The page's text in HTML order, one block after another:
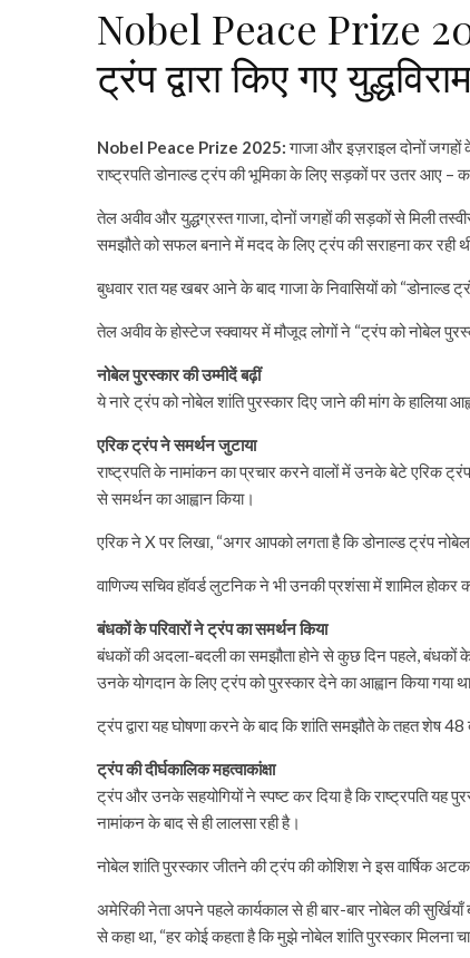
Nobel Peace Prize
ट्रंप द्वारा किए गए
Nobel Peace Prize 2025:गाजा और इज़राइल दोनों जगहों
राष्ट्रपति डोनाल्ड ट्रंप की भूमिका के लिए सड़कों पर उतर आए –
तेल अवीव और युद्धग्रस्त गाजा, दोनों जगहों की सड़कों से मिली
समझौते को सफल बनाने में मदद के लिए ट्रंप की सराहना कर रही
बुधवार रात यह खबर आने के बाद गाजा के निवासियों को “डोनाल्ड
तेल अवीव के होस्टेज स्क्वायर में मौजूद लोगों ने “ट्रंप को नोबेल
नोबेल पुरस्कार की उम्मीदें बढ़ीं
ये नारे ट्रंप को नोबेल शांति पुरस्कार दिए जाने की मांग के
एरिक ट्रंप ने समर्थन जुटाया
राष्ट्रपति के नामांकन का प्रचार करने वालों में उनके बेटे एरिक
से समर्थन का आह्वान किया।
एरिक ने X पर लिखा, “अगर आपको लगता है कि डोनाल्ड ट्रंप
वाणिज्य सचिव हॉवर्ड लुटनिक ने भी उनकी प्रशंसा में शामिल होकर
बंधकों के परिवारों ने ट्रंप का समर्थन किया
बंधकों की अदला-बदली का समझौता होने से कुछ दिन पहले, बंधकों के
उनके योगदान के लिए ट्रंप को पुरस्कार देने का आह्वान किया गया
ट्रंप द्वारा यह घोषणा करने के बाद कि शांति समझौते के तहत शेष 48
ट्रंप की दीर्घकालिक महत्वाकांक्षा
ट्रंप और उनके सहयोगियों ने स्पष्ट कर दिया है कि राष्ट्रपति यह
नामांकन के बाद से ही लालसा रही है।
नोबेल शांति पुरस्कार जीतने की ट्रंप की कोशिश ने इस वार्षिक
अमेरिकी नेता अपने पहले कार्यकाल से ही बार-बार नोबेल की
से कहा था, “हर कोई कहता है कि मुझे नोबेल शांति पुरस्कार मिलना